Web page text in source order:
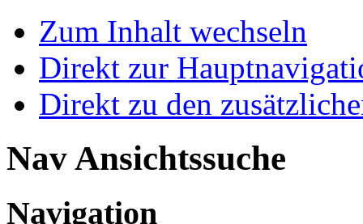
Zum Inhalt wechseln
Direkt zur
Direkt zu den
Nav Ansichtssuche
Navigation